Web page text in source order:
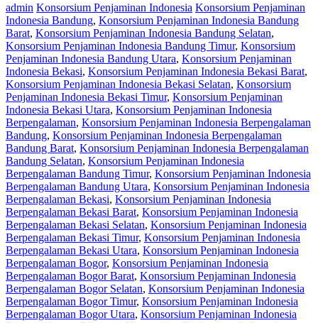
admin Konsorsium Penjaminan Indonesia Konsorsium Penjaminan
Indonesia Bandung, Konsorsium Penjaminan Indonesia Bandung
Barat, Konsorsium Penjaminan Indonesia Bandung Selatan,
Konsorsium Penjaminan Indonesia Bandung Timur, Konsorsium
Penjaminan Indonesia Bandung Utara, Konsorsium Penjaminan
Indonesia Bekasi, Konsorsium Penjaminan Indonesia Bekasi Barat,
Konsorsium Penjaminan Indonesia Bekasi Selatan, Konsorsium
Penjaminan Indonesia Bekasi Timur, Konsorsium Penjaminan
Indonesia Bekasi Utara, Konsorsium Penjaminan Indonesia
Berpengalaman, Konsorsium Penjaminan Indonesia Berpengalaman
Bandung, Konsorsium Penjaminan Indonesia Berpengalaman
Bandung Barat, Konsorsium Penjaminan Indonesia Berpengalaman
Bandung Selatan, Konsorsium Penjaminan Indonesia
Berpengalaman Bandung Timur, Konsorsium Penjaminan Indonesia
Berpengalaman Bandung Utara, Konsorsium Penjaminan Indonesia
Berpengalaman Bekasi, Konsorsium Penjaminan Indonesia
Berpengalaman Bekasi Barat, Konsorsium Penjaminan Indonesia
Berpengalaman Bekasi Selatan, Konsorsium Penjaminan Indonesia
Berpengalaman Bekasi Timur, Konsorsium Penjaminan Indonesia
Berpengalaman Bekasi Utara, Konsorsium Penjaminan Indonesia
Berpengalaman Bogor, Konsorsium Penjaminan Indonesia
Berpengalaman Bogor Barat, Konsorsium Penjaminan Indonesia
Berpengalaman Bogor Selatan, Konsorsium Penjaminan Indonesia
Berpengalaman Bogor Timur, Konsorsium Penjaminan Indonesia
Berpengalaman Bogor Utara, Konsorsium Penjaminan Indonesia